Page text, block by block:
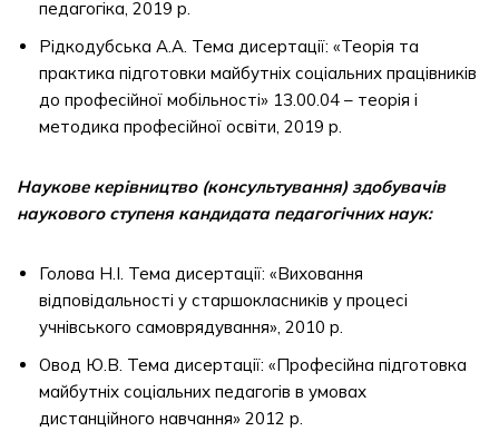
педагогіка, 2019 р.
Рідкодубська А.А. Тема дисертації: «Теорія та
практика підготовки майбутніх соціальних працівників
до професійної мобільності» 13.00.04 – теорія і
методика професійної освіти, 2019 р.
Наукове керівництво (консультування) здобувачів
наукового ступеня кандидата педагогічних наук:
Голова Н.І. Тема дисертації: «Виховання
відповідальності у старшокласників у процесі
учнівського самоврядування», 2010 р.
Овод Ю.В. Тема дисертації: «Професійна підготовка
майбутніх соціальних педагогів в умовах
дистанційного навчання» 2012 р.